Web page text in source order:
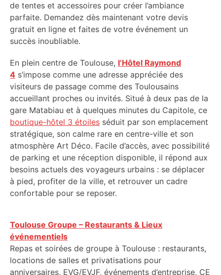
de tentes et accessoires pour créer l’ambiance
parfaite. Demandez dès maintenant votre devis
gratuit en ligne et faites de votre événement un
succès inoubliable.
En plein centre de Toulouse, l’Hôtel Raymond
4 s’impose comme une adresse appréciée des
visiteurs de passage comme des Toulousains
accueillant proches ou invités. Situé à deux pas de la
gare Matabiau et à quelques minutes du Capitole, ce
boutique-hôtel 3 étoiles séduit par son emplacement
stratégique, son calme rare en centre-ville et son
atmosphère Art Déco. Facile d’accès, avec possibilité
de parking et une réception disponible, il répond aux
besoins actuels des voyageurs urbains : se déplacer
à pied, profiter de la ville, et retrouver un cadre
confortable pour se reposer.
Toulouse Groupe – Restaurants & Lieux
événementiels
Repas et soirées de groupe à Toulouse : restaurants,
locations de salles et privatisations pour
anniversaires, EVG/EVJF, événements d’entreprise, CE